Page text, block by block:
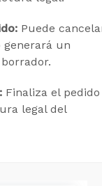
Puede
generará un
Finaliza el pedido
legal del